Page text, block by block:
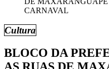
Cultura
BLOCO DA
AS RUAS DE